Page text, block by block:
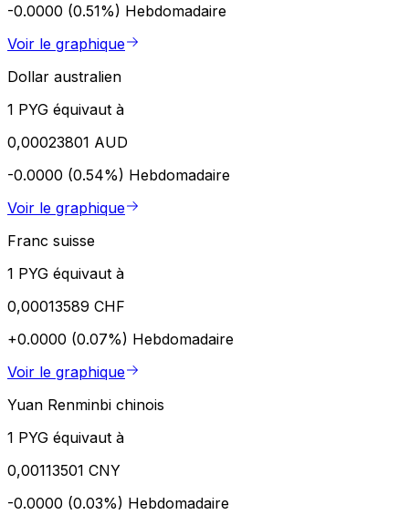
-0.0000 (0.51%) Hebdomadaire
Voir le graphique
Dollar australien
1 PYG équivaut à
0,00023801 AUD
-0.0000 (0.54%) Hebdomadaire
Voir le graphique
Franc suisse
1 PYG équivaut à
0,00013589 CHF
+0.0000 (0.07%) Hebdomadaire
Voir le graphique
Yuan Renminbi chinois
1 PYG équivaut à
0,00113501 CNY
-0.0000 (0.03%) Hebdomadaire